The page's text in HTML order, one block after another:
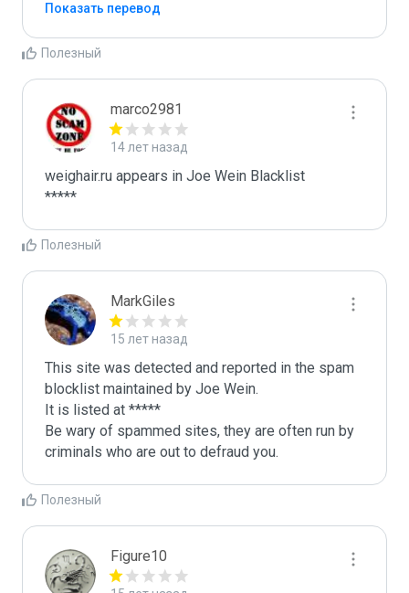
Показать перевод
Полезный
marco2981
14 лет назад
weighair.ru appears in Joe Wein Blacklist
*****
Полезный
MarkGiles
15 лет назад
This site was detected and reported in the spam
blocklist maintained by Joe Wein.
It is listed at *****
Be wary of spammed sites, they are often run by
criminals who are out to defraud you.
Полезный
Figure10